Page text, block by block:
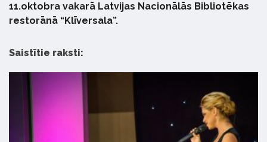
11.oktobra vakarā Latvijas Nacionālās Bibliotēkas
restorānā “Klīversala”.
Saistītie raksti: